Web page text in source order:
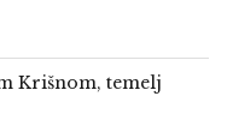
Krišnom, temelj